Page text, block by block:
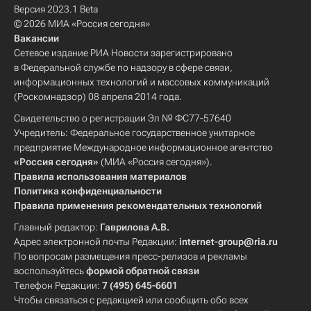
Версия 2023.1 Beta
© 2026 МИА «Россия сегодня»
Вакансии
Сетевое издание РИА Новости зарегистрировано
в Федеральной службе по надзору в сфере связи,
информационных технологий и массовых коммуникаций
(Роскомнадзор) 08 апреля 2014 года.
Свидетельство о регистрации Эл № ФС77-57640
Учредитель: Федеральное государственное унитарное
предприятие Международное информационное агентство
«Россия сегодня» (МИА «Россия сегодня»).
Правила использования материалов
Политика конфиденциальности
Правила применения рекомендательных технологий
Главный редактор: Гаврилова А.В.
Адрес электронной почты Редакции: internet-group@ria.ru
По вопросам размещения пресс-релизов и рекламы
воспользуйтесьформой обратной связи
Телефон Редакции: 7 (495) 645-6601
Чтобы связаться с редакцией или сообщить обо всех